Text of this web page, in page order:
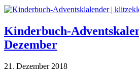
Kinderbuch-
Dezember
21. Dezember 2018